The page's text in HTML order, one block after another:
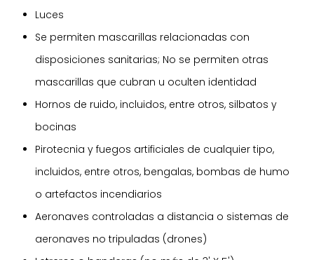
Luces
Se permiten mascarillas relacionadas con
disposiciones sanitarias; No se permiten otras
mascarillas que cubran u oculten identidad
Hornos de ruido, incluidos, entre otros, silbatos y
bocinas
Pirotecnia y fuegos artificiales de cualquier tipo,
incluidos, entre otros, bengalas, bombas de humo
o artefactos incendiarios
Aeronaves controladas a distancia o sistemas de
aeronaves no tripuladas (drones)